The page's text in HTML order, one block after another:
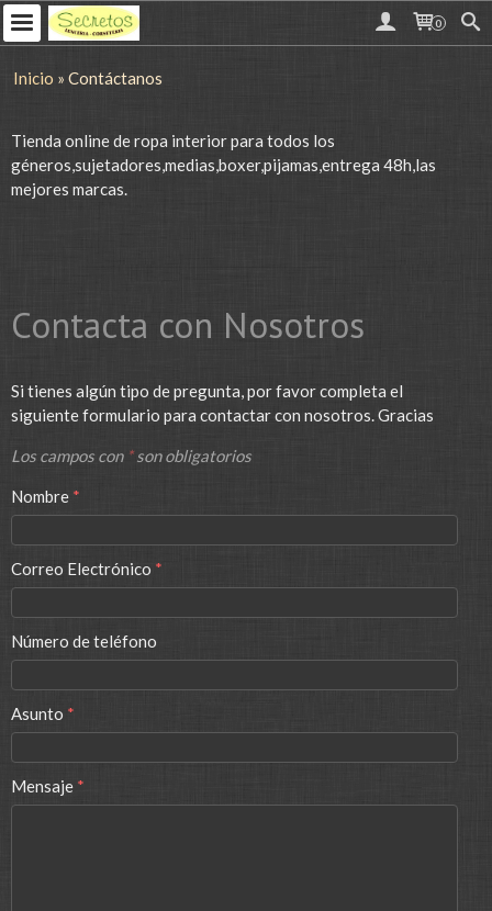
0
Inicio » Contáctanos
Tienda online de ropa interior para todos los
géneros,sujetadores,medias,boxer,pijamas,entrega 48h,las
mejores marcas.
Contacta con Nosotros
Si tienes algún tipo de pregunta, por favor completa el
siguiente formulario para contactar con nosotros. Gracias
Los campos con *son obligatorios
Nombre *
Correo Electrónico *
Número de teléfono
Asunto *
Mensaje *